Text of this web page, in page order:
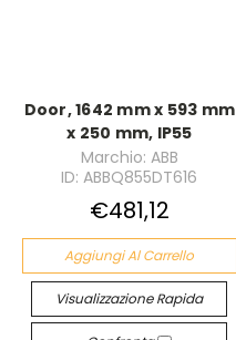
Door, 1642 mm x 593 mm
x 250 mm, IP55
Marchio: ABB
ID: ABBQ855DT616
€481,12
Aggiungi Al Carrello
Visualizzazione Rapida